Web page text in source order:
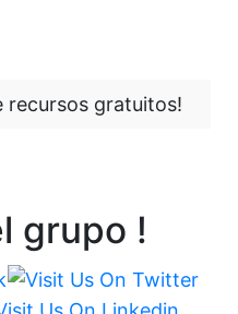
recursos gratuitos!
grupo !